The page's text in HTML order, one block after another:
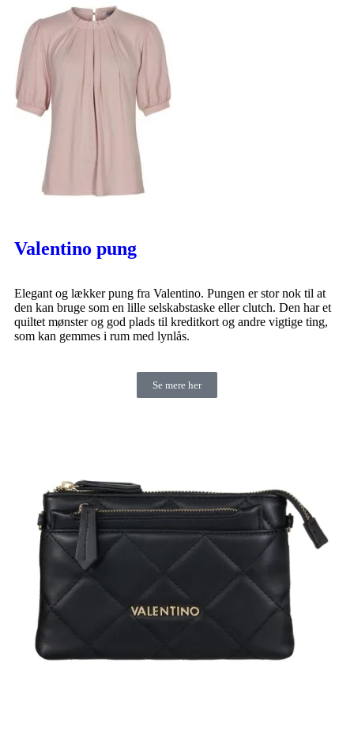
Valentino pung
Elegant og lækker pung fra Valentino. Pungen er stor nok til at
den kan bruge som en lille selskabstaske eller clutch. Den har et
quiltet mønster og god plads til kreditkort og andre vigtige ting,
som kan gemmes i rum med lynlås.
Se mere her